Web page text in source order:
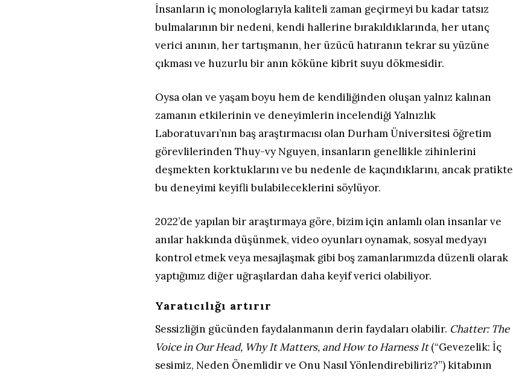
İnsanların iç monologlarıyla kaliteli zaman geçirmeyi bu kadar tatsız
bulmalarının bir nedeni, kendi hallerine bırakıldıklarında, her utanç
verici anının, her tartışmanın, her üzücü hatıranın tekrar su yüzüne
çıkması ve huzurlu bir anın köküne kibrit suyu dökmesidir.
Oysa olan ve yaşam boyu hem de kendiliğinden oluşan yalnız kalınan
zamanın etkilerinin ve deneyimlerin incelendiği Yalnızlık
Laboratuvarı’nın baş araştırmacısı olan Durham Üniversitesi öğretim
görevlilerinden Thuy-vy Nguyen, insanların genellikle zihinlerini
deşmekten korktuklarını ve bu nedenle de kaçındıklarını, ancak pratikte
bu deneyimi keyifli bulabileceklerini söylüyor.
2022’de yapılan bir araştırmaya göre, bizim için anlamlı olan insanlar ve
anılar hakkında düşünmek, video oyunları oynamak, sosyal medyayı
kontrol etmek veya mesajlaşmak gibi boş zamanlarımızda düzenli olarak
yaptığımız diğer uğraşılardan daha keyif verici olabiliyor.
Yaratıcılığı artırır
Sessizliğin gücünden faydalanmanın derin faydaları olabilir. Chatter: The
Voice in Our Head, Why It Matters, and How to Harness It(“Gevezelik: İç
sesimiz, Neden Önemlidir ve Onu Nasıl Yönlendirebiliriz?”) kitabının